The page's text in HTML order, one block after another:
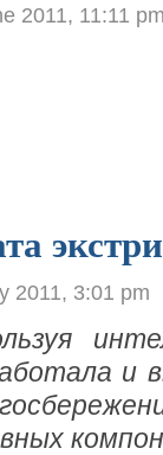
2011, 11:11
2011, 3:01 pm
и